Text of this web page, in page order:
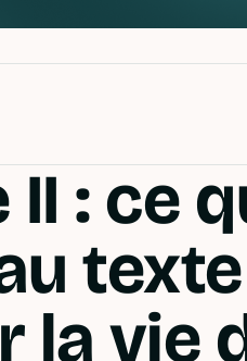
II : ce
la vie